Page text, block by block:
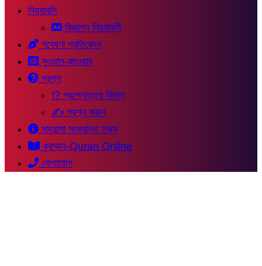
নিয়মাবলি
বিজ্ঞাপন নিয়মাবলী
গবেষণা প্রতিবেদন
সুওয়াল-জাওয়াব
প্রশ্ন
⁉ প্রশ্নোত্তর বিভাগ
✍ প্রশ্ন করুন
মাদরাসা সংক্রান্ত তথ্য
কুরআন-Quran Online
যোগাযোগ